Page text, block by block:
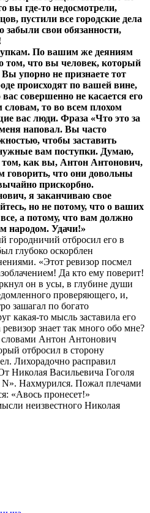
вы где-то недосмотрели,
пустили все городские дела
свои обязанности,
По вашим же деяниям
том, что вы человек, который
Вы упорно не признаете тот
происходят по вашей вине,
совершенно не касается его
то во всем плохом
вас люди. Фраза «Что это за
наповал. Вы часто
чтобы заставить
вам поступки. Думаю,
том, как вы, Антон Антонович,
говорить, что они довольны
прискорбно.
я заканчиваю свое
но не потому, что о ваших
а потому, что вам должно
народом. Удачи!»
городничий отбросил его в
глубоко оскорблен
«Этот ревизор посмел
Да кто ему поверит!
он в усы, в глубине души
проверяющего, и,
зашагал по богато
какая-то мысль заставила его
знает так много обо мне?
Антон Антонович
отбросил в сторону
Лихорадочно расправил
Николая Васильевича Гоголя
N». Нахмурился. Пожал плечами
«Авось пронесет!»
неизвестного Николая